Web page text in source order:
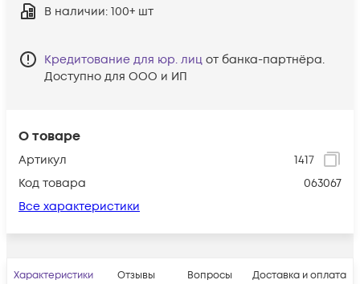
О товаре
Артикул
1417
Код товара
063067
Все характеристики
В наличии: 100+ шт
Кредитование для юр. лиц от банка-партнёра.
Доступно для ООО и ИП
Характеристики Отзывы Вопросы Доставка и оплата